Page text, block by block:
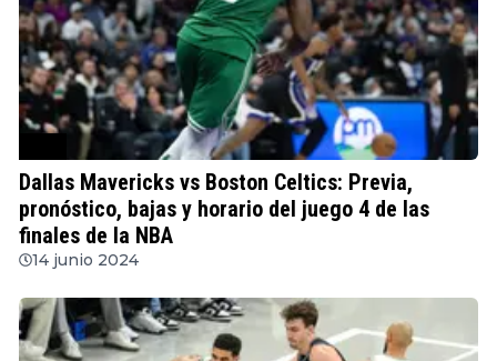
Dallas Mavericks vs Boston Celtics: Previa,
pronóstico, bajas y horario del juego 4 de las
finales de la NBA
14 junio 2024